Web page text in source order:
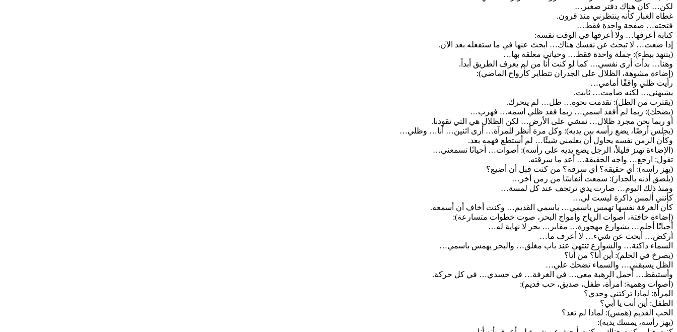
لكن… كان هناك دفتر صغير…
غطاه الغبار كأنه ينتظرني منذ قرون.
فتحته… صفحة واحدة فقط…
كتابة أعرفها… ولا أعرفها في الوقت نفسه:
إذا ضعت… لا تبحث عن نفسك هناك… ابحث عنها في ما ستفعله بعد الآن.
(يتنهد ببطء): جملة واحدة فقط… وحياتي معلقة بها…
وهنا… بدأت أرى نفسي… كما لو كنت أنا من لم يعرف الطريق أبداً.
(إضاءة مشوهة، الظلال على الجدران تتطاير كأرواح الماضي):
رأيت ظلي واقفًا أمامي…
يشبهني… لكنه صامت… ثابت.
(يقترب من الظل): تقدمت نحوه… ظل… لم يتحرك.
(يضحك): ربما لم أفقد اسمي… ربما فقد ظلي اسمه… فهرب…
أو ربما نحن مجرد ظلال… نمشي على الأرض… لكن الظلال هي التي تقودنا.
(يجلس أرضًا، يضع رأسه بين يديه): وكل مرة أنظر للمرآة… أرى اثنين… أنا… وظلي…
وكأن الزمن نفسه يحاول أن يعلمني شيئًا… لم أستطع فهمه بعد.
(الإضاءة تهتز قليلاً، الرجل يضع يديه على رأسه): أصوات… أحيانًا تسمعني…
تقول: ارجع… واجه الحقيقة… أعد ما سرقته.
(يهز رأسه): أي حقيقة؟ أي سرقة؟ من كنت قبل أن أضيع؟
(يلصق أذنه بالجدار): سمعت أنفاسًا من زمن آخر…
ومنذ ذلك اليوم… صارت يدي ترتجف عند كل لمسة…
كأنني ألمس ذاكرة ليست لي…
كأن الغرفة نفسها تهمس باسمي… باسمي القديم… وكنت أخاف أن أسمعه.
(إضاءة خافتة، أصوات الرياح وأمواج البحر، صوت خطوات متسارعة):
أحيانًا أحلم… بشوارع مهجورة… مقابر… بحر لا نهاية له…
أركض… أبحث عن شيء… لا أعرف ما…
السماء داكنة… والشوارع تنتهي عند باب مغلق… والبحر يهمس باسمي…
(يصرخ في الحلم): أين أنا؟ من أنا؟
الظل يسبقني… والسماء تضحك علي…
وأستيقظ… أحمل الرهبة معي… في الغرفة… في جسدي… في كل حركة.
(أصوات وهمية: امرأة، طفل، صديق، حب قديم):
المرأة: لماذا تركتني وحدي؟
الطفل: أين أنت يا أبي؟
الحب القديم (همس): لماذا لم تعد؟
(يهز رأسه، يمسك يديه):